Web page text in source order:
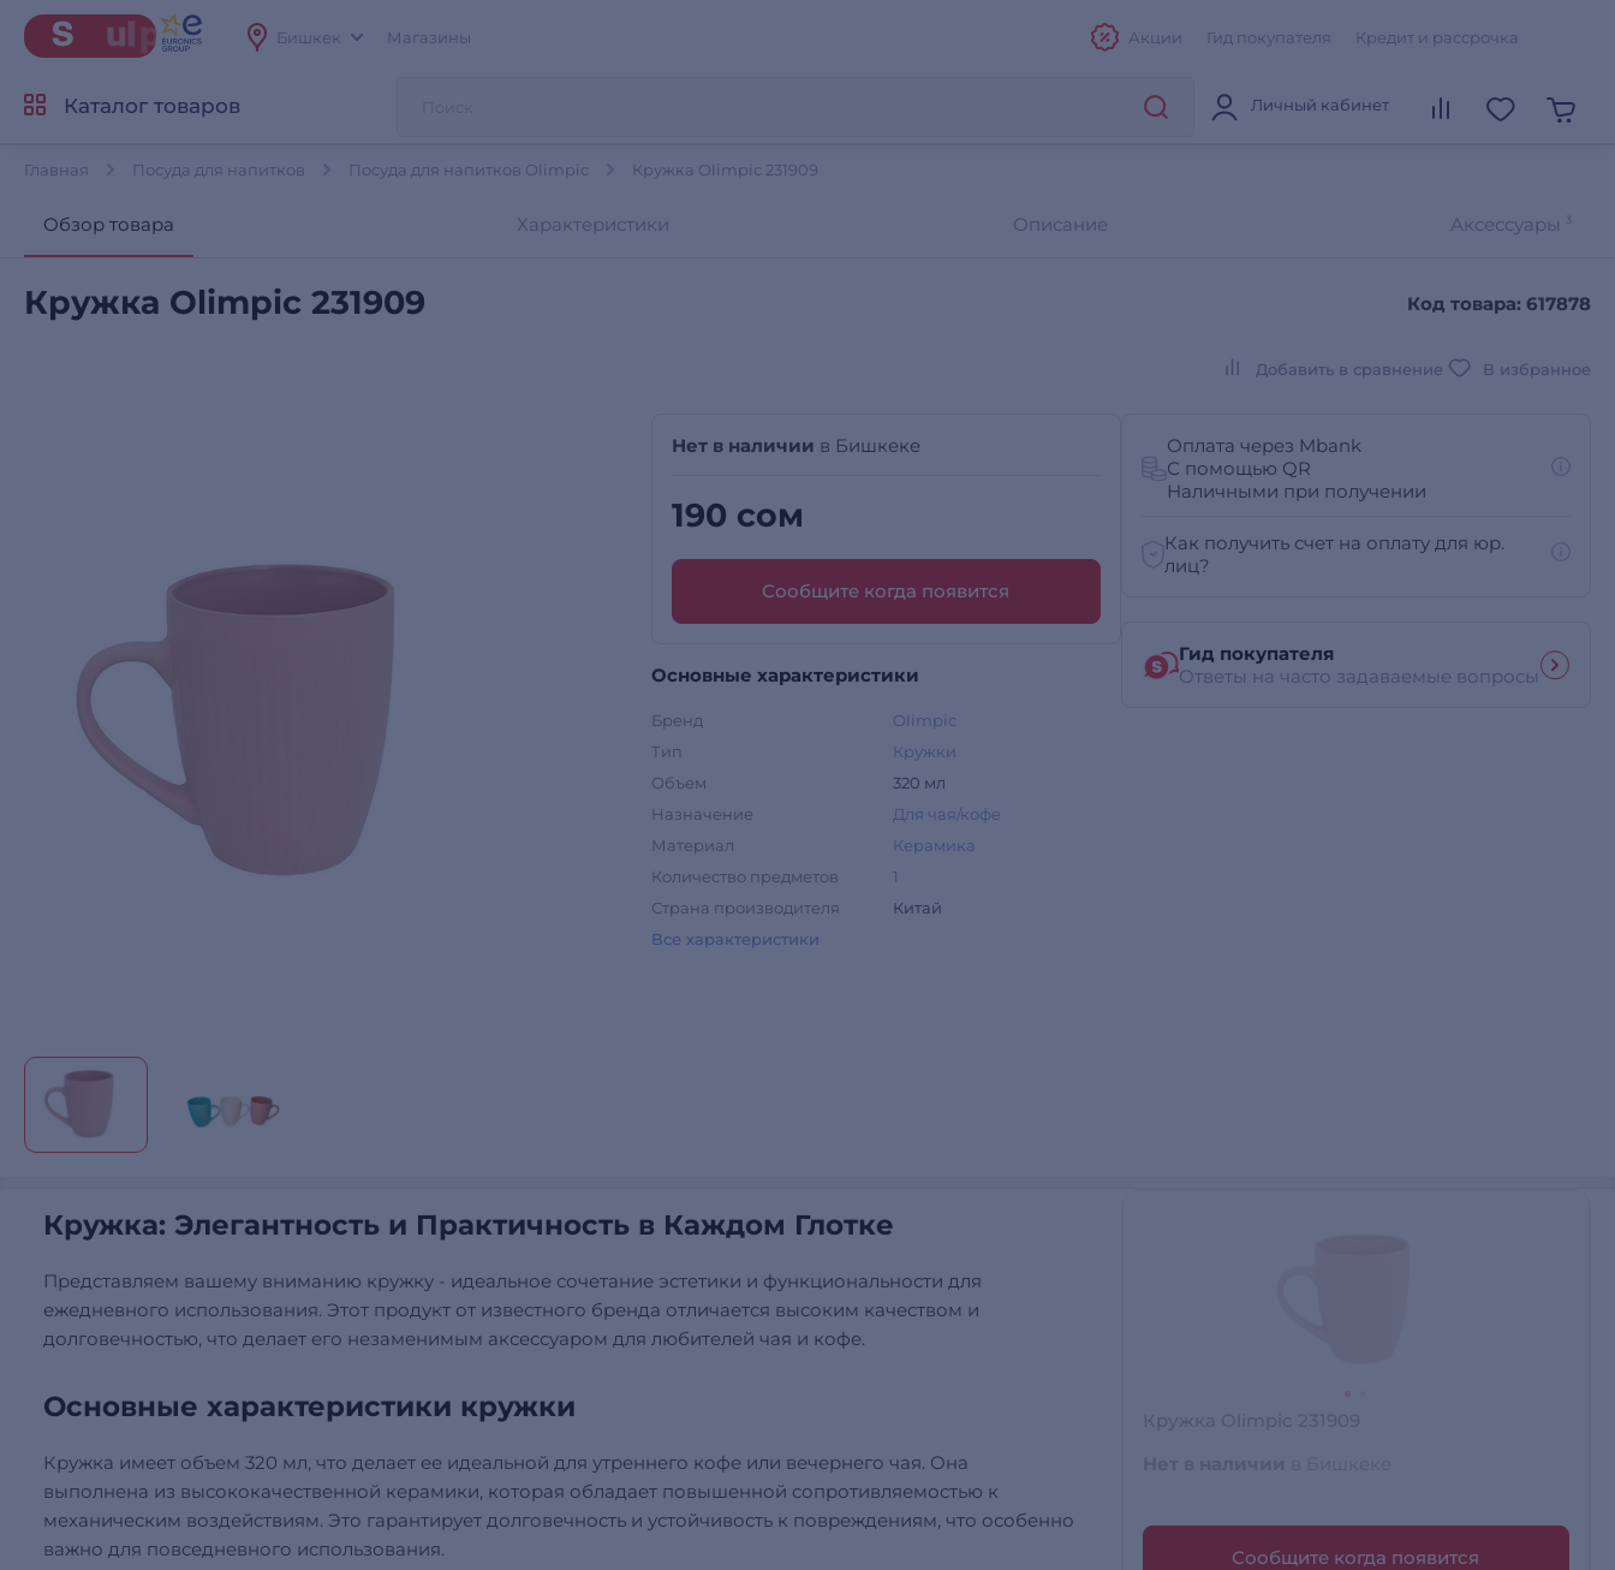
Бишкек Магазины Акции Гид покупателя Кредит и рассрочка
Каталог товаров Личный кабинет
Главная Посуда для напитков Посуда для напитков Olimpic Кружка Olimpic 231909
Обзор товара Характеристики Описание Аксессуары 3
Кружка Olimpic 231909 Код товара: 617878
Добавить в сравнение В избранное
Нет в наличии в Бишкеке
190 сом
Сообщите когда появится
Основные характеристики
Бренд
Olimpic
Тип
Кружки
Объем
320 мл
Назначение
Для чая/кофе
Материал
Керамика
Количество предметов
1
Страна производителя
Китай
Все характеристики
Оплата через Mbank
С помощью QR
Наличными при получении
Как получить счет на оплату для юр.
лиц?
Гид покупателя
Ответы на часто задаваемые вопросы
Кружка: Элегантность и Практичность в Каждом Глотке
Представляем вашему вниманию кружку - идеальное сочетание эстетики и функциональности для
ежедневного использования. Этот продукт от известного бренда отличается высоким качеством и
долговечностью, что делает его незаменимым аксессуаром для любителей чая и кофе.
Основные характеристики кружки
Кружка имеет объем 320 мл, что делает ее идеальной для утреннего кофе или вечернего чая. Она
выполнена из высококачественной керамики, которая обладает повышенной сопротивляемостью к
механическим воздействиям. Это гарантирует долговечность и устойчивость к повреждениям, что особенно
важно для повседневного использования.
Сообщите когда появится